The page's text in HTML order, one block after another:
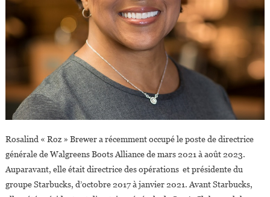
Rosalind « Roz » Brewer a récemment occupé le poste de directrice
générale de Walgreens Boots Alliance de mars 2021 à août 2023.
Auparavant, elle était directrice des opérations et présidente du
groupe Starbucks, d’octobre 2017 à janvier 2021. Avant Starbucks,